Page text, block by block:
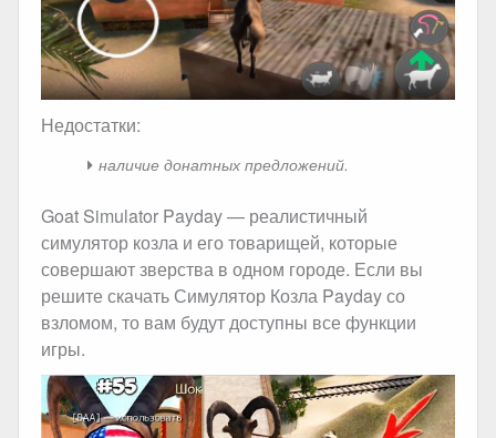
Недостатки:
наличие донатных предложений.
Goat Simulator Payday — реалистичный
симулятор козла и его товарищей, которые
совершают зверства в одном городе. Если вы
решите скачать Симулятор Козла Payday со
взломом, то вам будут доступны все функции
игры.